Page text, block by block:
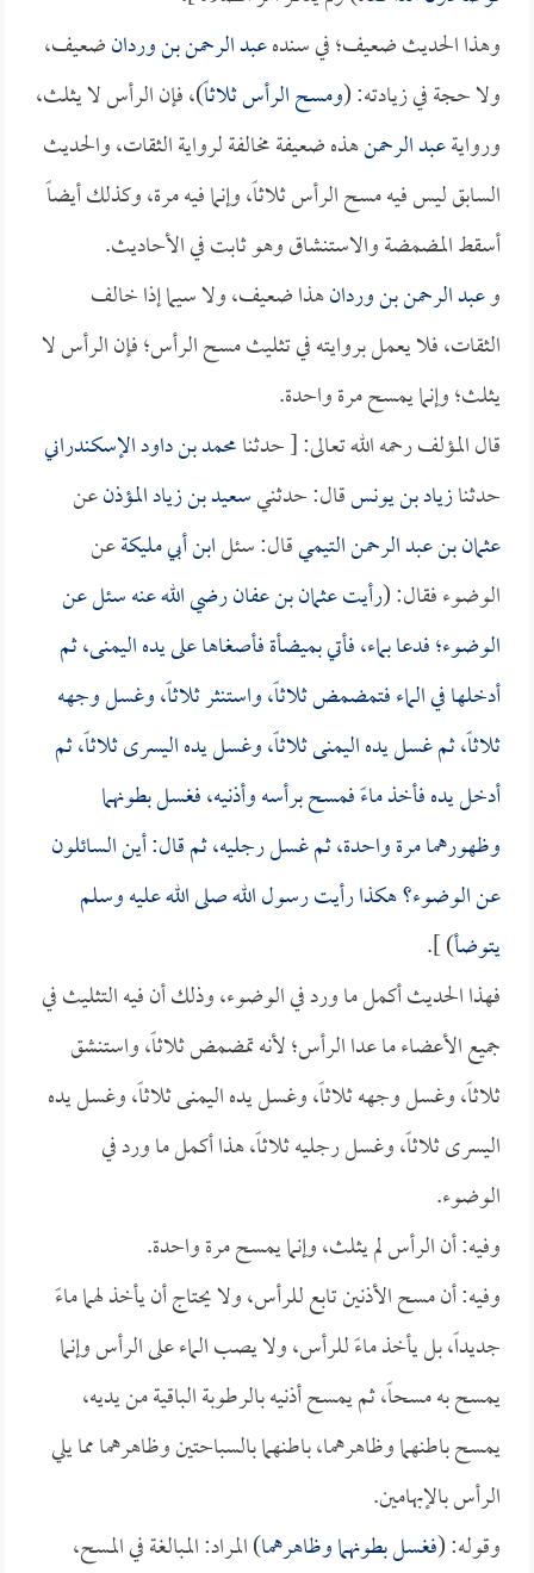
وهذا الحديث ضعيف؛ في سندهعبد الرحمن بن وردانضعيف،
ولا حجة في زيادته: (ومسح الرأس ثلاثاً)، فإن الرأس لا يثلث،
وروايةعبد الرحمنهذه ضعيفة مخالفة لرواية الثقات، والحديث
السابق ليس فيه مسح الرأس ثلاثاً، وإنما فيه مرة، وكذلك أيضاً
أسقط المضمضة والاستنشاق وهو ثابت في الأحاديث.
وعبد الرحمن بن وردانهذا ضعيف، ولا سيما إذا خالف
الثقات، فلا يعمل بروايته في تثليث مسح الرأس؛ فإن الرأس لا
يثلث؛ وإنما يمسح مرة واحدة.
قال المؤلف رحمه الله تعالى: [ حدثنامحمد بن داود الإسكندراني
حدثنازياد بن يونسقال: حدثنيسعيد بن زياد المؤذنعن
عثمان بن عبد الرحمن التيميقال: سئلابن أبي مليكةعن
الوضوء فقال: (رأيتعثمان بن عفانرضي الله عنه سئل عن
الوضوء؛ فدعا بماء، فأتي بميضأة فأصغاها على يده اليمنى، ثم
أدخلها في الماء فتمضمض ثلاثاً، واستنثر ثلاثاً، وغسل وجهه
ثلاثاً، ثم غسل يده اليمنى ثلاثاً، وغسل يده اليسرى ثلاثاً، ثم
أدخل يده فأخذ ماءً فمسح برأسه وأذنيه، فغسل بطونهما
وظهورهما مرة واحدة، ثم غسل رجليه، ثم قال: أين السائلون
عن الوضوء؟ هكذا رأيت رسول الله صلى الله عليه وسلم
يتوضأ) ].
فهذا الحديث أكمل ما ورد في الوضوء، وذلك أن فيه التثليث في
جميع الأعضاء ما عدا الرأس؛ لأنه تمضمض ثلاثاً، واستنشق
ثلاثاً، وغسل وجهه ثلاثاً، وغسل يده اليمنى ثلاثاً، وغسل يده
اليسرى ثلاثاً، وغسل رجليه ثلاثاً، هذا أكمل ما ورد في
الوضوء.
وفيه: أن الرأس لم يثلث، وإنما يمسح مرة واحدة.
وفيه: أن مسح الأذنين تابع للرأس، ولا يحتاج أن يأخذ لهما ماءً
جديداً، بل يأخذ ماءً للرأس، ولا يصب الماء على الرأس وإنما
يمسح به مسحاً، ثم يمسح أذنيه بالرطوبة الباقية من يديه،
يمسح باطنهما وظاهرهما، باطنهما بالسباحتين وظاهرهما مما يلي
الرأس بالإبهامين.
وقوله: (فغسل بطونهما وظاهرهما) المراد: المبالغة في المسح،